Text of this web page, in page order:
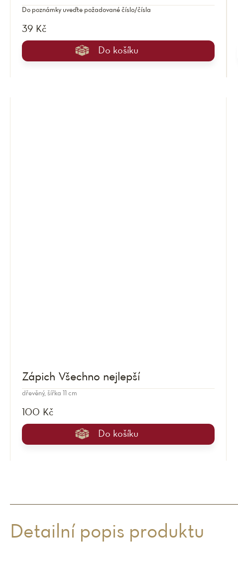
39 Kč
Do košíku
Do poznámky uveďte požadované číslo/čísla
Zápich Všechno nejlepší
100 Kč
Do košíku
dřevěný, šířka 11 cm
Detailní popis produktu